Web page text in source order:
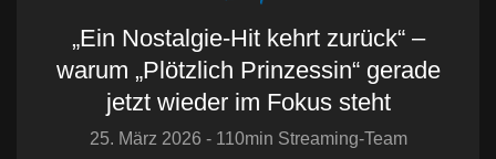
„Ein Nostalgie-Hit kehrt zurück“ –
warum „Plötzlich Prinzessin“ gerade
jetzt wieder im Fokus steht
25. März 2026 - 110min Streaming-Team